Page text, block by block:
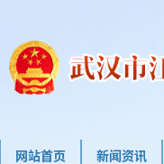
网站首页 新闻资讯